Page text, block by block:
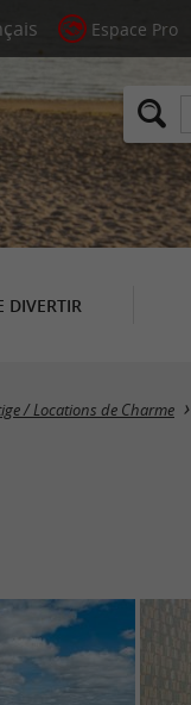
Espace Pro
DIVERTIR
/ Locations de Charme